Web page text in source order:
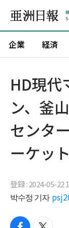
企業 経済
HD現代
ン、釜
センタ
ーケッ
登録 : 2024-05-22
박수정 기자